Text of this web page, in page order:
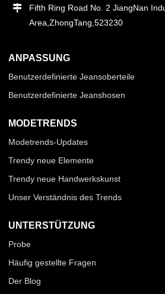
Fifth Ring Road No. 2 JiangNan
Area,ZhongTang,523230
ANPASSUNG
Benutzerdefinierte Jeansoberteile
Benutzerdefinierte Jeanshosen
MODETRENDS
Modetrends-Updates
Trendy neue Elemente
Trendy neue Handwerkskunst
Unser Verständnis des Trends
UNTERSTÜTZUNG
Probe
Häufig gestellte Fragen
Der Blog